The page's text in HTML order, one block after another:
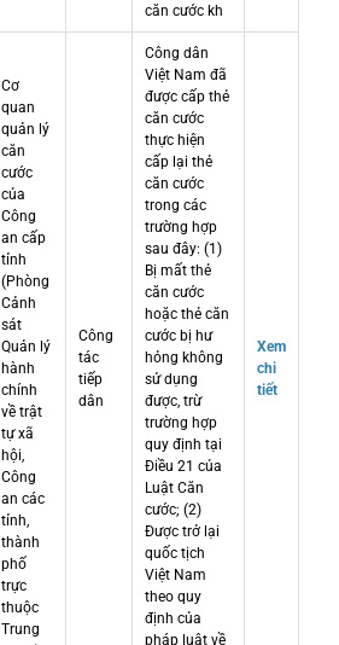
căn cước kh
Cơ
quan
quản lý
căn
cước
của
Công
an cấp
tỉnh
(Phòng
Cảnh
sát
Quản lý
hành
chính
về trật
tự xã
hội,
Công
an các
tỉnh,
thành
phố
trực
thuộc
Trung
Công
tác
tiếp
dân
Công dân
Việt Nam đã
được cấp thẻ
căn cước
thực hiện
cấp lại thẻ
căn cước
trong các
trường hợp
sau đây: (1)
Bị mất thẻ
căn cước
hoặc thẻ căn
cước bị hư
hỏng không
sử dụng
được, trừ
trường hợp
quy định tại
Điều 21 của
Luật Căn
cước; (2)
Được trở lại
quốc tịch
Việt Nam
theo quy
định của
pháp luật về
Xem
chi
tiết